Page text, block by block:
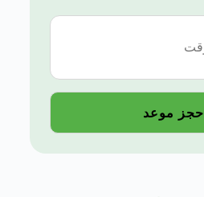
حجز موعد